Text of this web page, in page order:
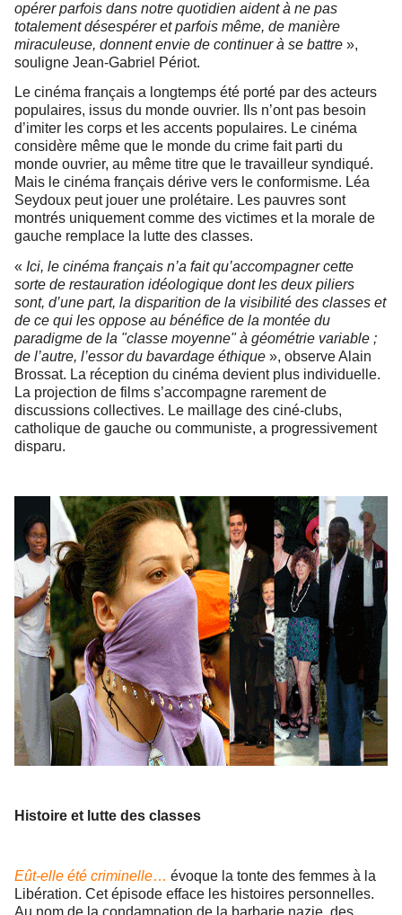
opérer parfois dans notre quotidien aident à ne pas
totalement désespérer et parfois même, de manière
miraculeuse, donnent envie de continuer à se battre »,
souligne Jean-Gabriel Périot.
Le cinéma français a longtemps été porté par des acteurs
populaires, issus du monde ouvrier. Ils n’ont pas besoin
d’imiter les corps et les accents populaires. Le cinéma
considère même que le monde du crime fait parti du
monde ouvrier, au même titre que le travailleur syndiqué.
Mais le cinéma français dérive vers le conformisme. Léa
Seydoux peut jouer une prolétaire. Les pauvres sont
montrés uniquement comme des victimes et la morale de
gauche remplace la lutte des classes.
« Ici, le cinéma français n’a fait qu’accompagner cette
sorte de restauration idéologique dont les deux piliers
sont, d’une part, la disparition de la visibilité des classes et
de ce qui les oppose au bénéfice de la montée du
paradigme de la "classe moyenne" à géométrie variable ;
de l’autre, l’essor du bavardage éthique », observe Alain
Brossat. La réception du cinéma devient plus individuelle.
La projection de films s’accompagne rarement de
discussions collectives. Le maillage des ciné-clubs,
catholique de gauche ou communiste, a progressivement
disparu.
Histoire et lutte des classes
Eût-elle été criminelle… évoque la tonte des femmes à la
Libération. Cet épisode efface les histoires personnelles.
Au nom de la condamnation de la barbarie nazie, des